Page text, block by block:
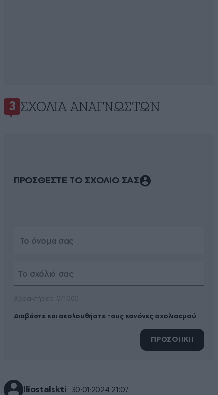
3 ΣΧΌΛΙΑ ΑΝΑΓΝΩΣΤΏΝ
ΠΡΟΣΘΕΣΤΕ ΤΟ ΣΧΟΛΙΟ ΣΑΣ
Διαβάστε και ακολουθήστε τους κανόνες σχολιασμού
ΠΡΟΣΘΗΚΗ
Iliostalskti 30·01·2024 21:07